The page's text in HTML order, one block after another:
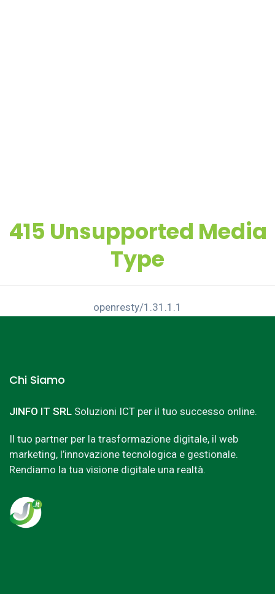
415 Unsupported Media
Type
openresty/1.31.1.1
Chi Siamo
JINFO IT SRL Soluzioni ICT per il tuo successo online.
Il tuo partner per la trasformazione digitale, il web
marketing, l’innovazione tecnologica e gestionale.
Rendiamo la tua visione digitale una realtà.